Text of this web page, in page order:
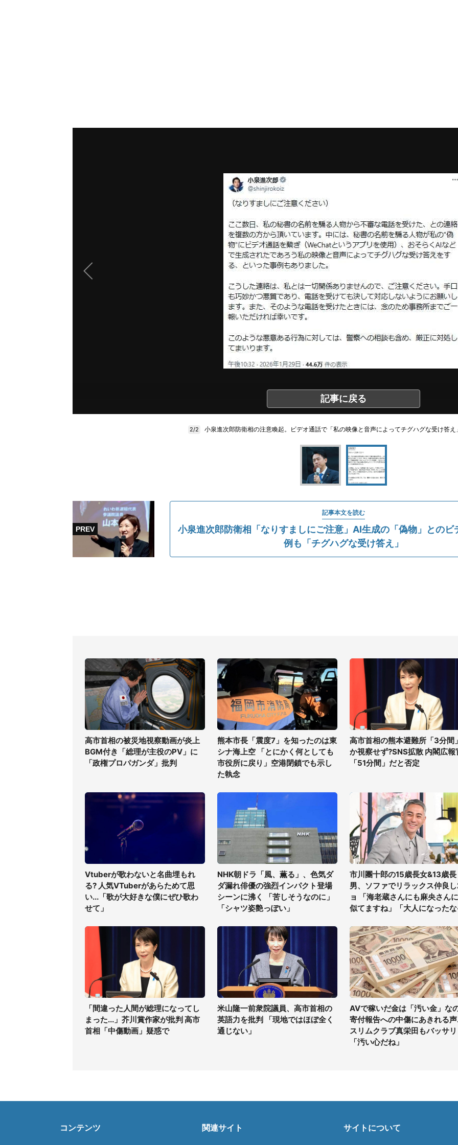
記事に戻る
2/2 小泉進次郎防衛相の注意喚起。ビデオ通話で「私の映像と音声によってチグハグな受け答
記事本文を読む
小泉進次郎防衛相「なりすましにご注意」AI生成の「偽物」とのビ
例も「チグハグな受け答え」
高市首相の被災地視察動画が炎上
BGM付き「総理が主役のPV」に
「政権プロパガンダ」批判
熊本市長「震度7」を知ったのは東
シナ海上空 「とにかく何としても
市役所に戻り」空港閉鎖でも示し
た執念
高市首相の熊本避難所「3分間
か視察せず?SNS拡散 内閣広報
「51分間」だと否定
Vtuberが歌わないと名曲埋もれ
る? 人気VTuberがあらためて思
い...「歌が大好きな僕にぜひ歌わ
せて」
NHK朝ドラ「風、薫る」、色気ダ
ダ漏れ俳優の強烈インパクト登場
シーンに沸く 「苦しそうなのに」
「シャツ姿艶っぽい」
市川團十郎の15歳長女&13歳長
男、ソファでリラックス仲良
ョ 「海老蔵さんにも麻央さん
似てますね」「大人になったな
「間違った人間が総理になってし
まった...」芥川賞作家が批判 高市
首相「中傷動画」疑惑で
米山隆一前衆院議員、高市首相の
英語力を批判 「現地ではほぼ全く
通じない」
AVで稼いだ金は「汚い金」な
寄付報告への中傷にあきれる
スリムクラブ真栄田もバッサリ
「汚い心だね」
コンテンツ 関連サイト サイトについて